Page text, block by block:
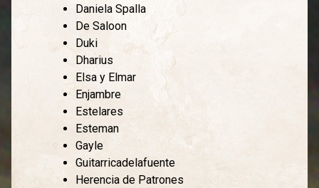
Daniela Spalla
De Saloon
Duki
Dharius
Elsa y Elmar
Enjambre
Estelares
Esteman
Gayle
Guitarricadelafuente
Herencia de Patrones